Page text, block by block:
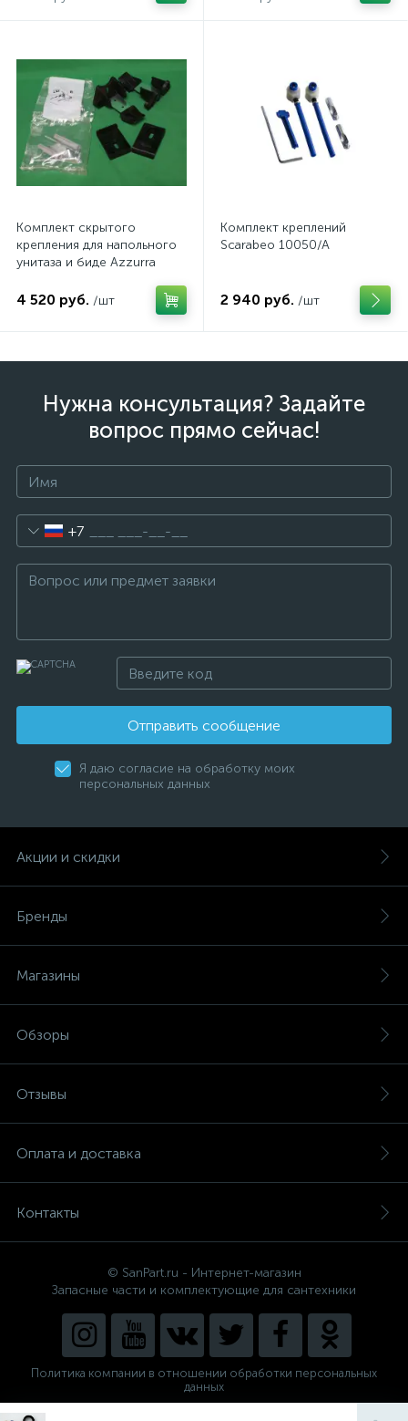
Комплект скрытого
крепления для напольного
унитаза и биде Azzurra
4 520 руб. /шт
Комплект креплений
Scarabeo 10050/A
2 940 руб. /шт
Нужна консультация? Задайте
вопрос прямо сейчас!
+7
Отправить сообщение
Я даю согласие на обработку моих
персональных данных
Акции и скидки
Бренды
Магазины
Обзоры
Отзывы
Оплата и доставка
Контакты
© SanPart.ru - Интернет-магазин
Запасные части и комплектующие для сантехники
Политика компании в отношении обработки персональных
данных